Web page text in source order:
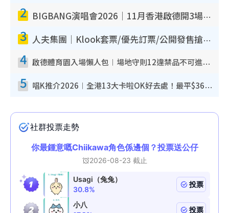
2 BIGBANG演唱會2026｜11月香港啟德開3場！實名制VIP申請、優先購票攻略
3 人夫集團｜Klook套票/優先訂票/公開發售搶飛攻略！附票價.購票連結.場地座位表
4 啟德體育園入場懶人包︱場地守則12違禁品不可進場准帶細水樽但全場禁樽蓋！應援牌有限制！
5 唱K推介2026︱全港13大卡啦OK好去處！最平$36起 日文K都有！(附地址+收費詳情)